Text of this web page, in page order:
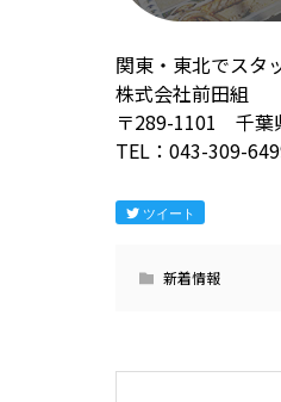
関東・東北でスタ
株式会社前田組
〒289-1101 千葉
TEL：043-309-
ツイート
新着情報